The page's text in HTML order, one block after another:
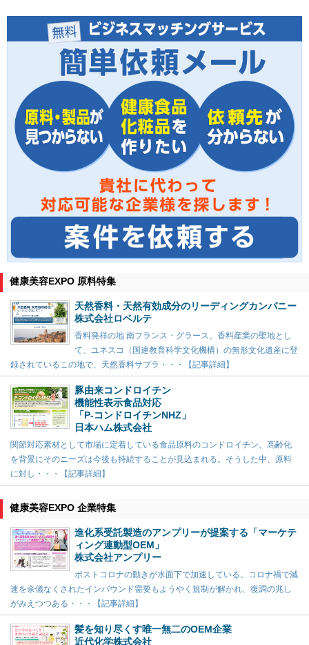
健康美容EXPO 原料特集
天然香料・天然有効成分のリーディングカンパニー
株式会社ロベルテ
香料発祥の地 南フランス・グラース。香料産業の聖地とし
て、ユネスコ（国連教育科学文化機構）の無形文化遺産に登
録されているこの地で、天然香料サプラ・・・【記事詳細】
豚由来コンドロイチン
機能性表示食品対応
「P-コンドロイチンNHZ」
日本ハム株式会社
関節対応素材として市場に定着している食品原料のコンドロイチン。高齢化
を背景にそのニーズは今後も持続することが見込まれる。そうした中、原料
に対し・・・【記事詳細】
健康美容EXPO 企業特集
進化系受託製造のアンプリーが提案する「マーケテ
ィング連動型OEM」
株式会社アンプリー
ポストコロナの動きが水面下で加速している。コロナ禍で減
速を余儀なくされたインバウンド需要もようやく規制が解かれ、復調の兆し
がみえつつある・・・【記事詳細】
髪を知り尽くす唯一無二のOEM企業
近代化学株式会社